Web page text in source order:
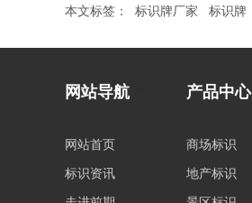
本文标签： 标识牌厂家 标识牌
网站导航
网站首页
标识资讯
产品中心
商场标识
地产标识